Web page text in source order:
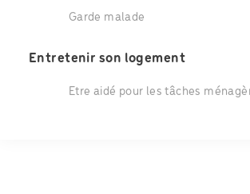
Garde malade
Entretenir son logement
Etre aidé pour les tâches